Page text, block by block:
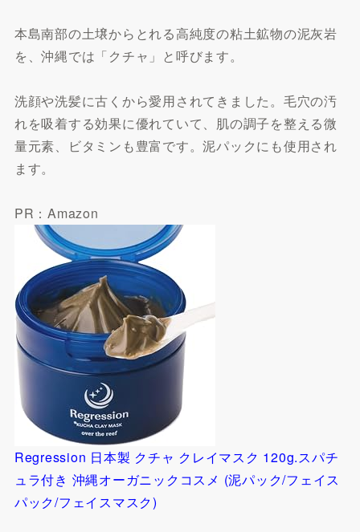
本島南部の土壌からとれる高純度の粘土鉱物の泥灰岩
を、沖縄では「クチャ」と呼びます。
洗顔や洗髪に古くから愛用されてきました。毛穴の汚
れを吸着する効果に優れていて、肌の調子を整える微
量元素、ビタミンも豊富です。泥パックにも使用され
ます。
PR：Amazon
Regression 日本製 クチャ クレイマスク 120g.スパチ
ュラ付き 沖縄オーガニックコスメ (泥パック/フェイス
パック/フェイスマスク)